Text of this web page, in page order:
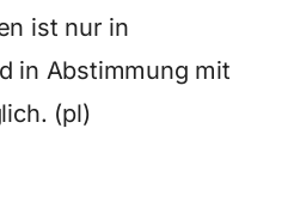
ist nur in
in Abstimmung mit
(pl)